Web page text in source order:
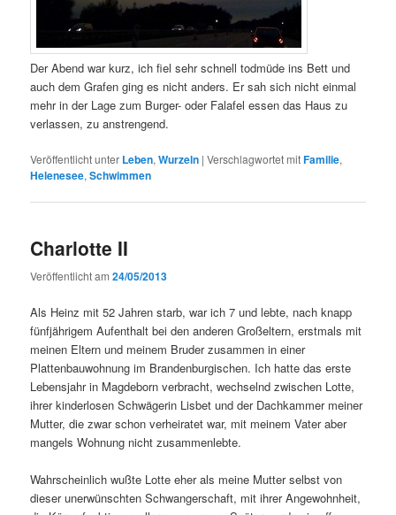
Der Abend war kurz, ich fiel sehr schnell todmüde ins Bett und
auch dem Grafen ging es nicht anders. Er sah sich nicht einmal
mehr in der Lage zum Burger- oder Falafel essen das Haus zu
verlassen, zu anstrengend.
Veröffentlicht unter Leben,Wurzeln |Verschlagwortet mitFamilie,
Helenesee,Schwimmen
Charlotte II
Veröffentlicht am24/05/2013
Als Heinz mit 52 Jahren starb, war ich 7 und lebte, nach knapp
fünfjährigem Aufenthalt bei den anderen Großeltern, erstmals mit
meinen Eltern und meinem Bruder zusammen in einer
Plattenbauwohnung im Brandenburgischen. Ich hatte das erste
Lebensjahr in Magdeborn verbracht, wechselnd zwischen Lotte,
ihrer kinderlosen Schwägerin Lisbet und der Dachkammer meiner
Mutter, die zwar schon verheiratet war, mit meinem Vater aber
mangels Wohnung nicht zusammenlebte.
Wahrscheinlich wußte Lotte eher als meine Mutter selbst von
dieser unerwünschten Schwangerschaft, mit ihrer Angewohnheit,